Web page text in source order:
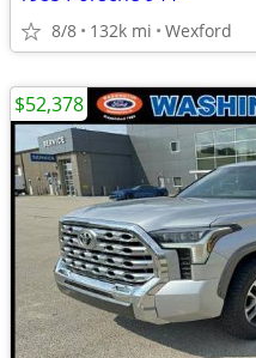
8/8 132k mi Wexford
$52,378